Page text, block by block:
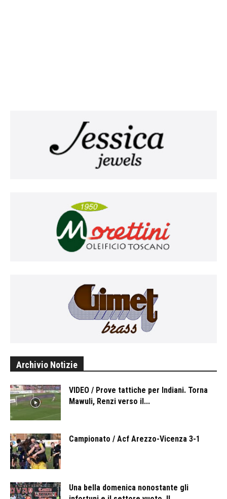
Archivio Notizie
VIDEO / Prove tattiche per Indiani. Torna
Mawuli, Renzi verso il...
Campionato / Acf Arezzo-Vicenza 3-1
Una bella domenica nonostante gli